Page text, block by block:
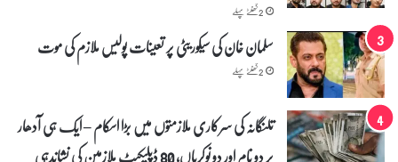
ک
ے
آ
خ
ر
ی
ا
2 گھنٹے پہلے
سلمان خان کی سیکوریٹی پر تعینات پولیس ملازم کی موت
2 گھنٹے پہلے
تلنگانہ کی سرکاری ملازمتوں میں بڑا اسکام – ایک ہی آدھار